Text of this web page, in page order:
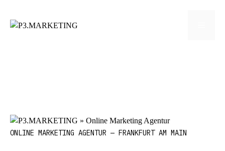
springen
ONLINE MARKETING AGENTUR — FRANKFURT AM MAIN